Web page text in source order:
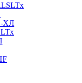
ХЛ